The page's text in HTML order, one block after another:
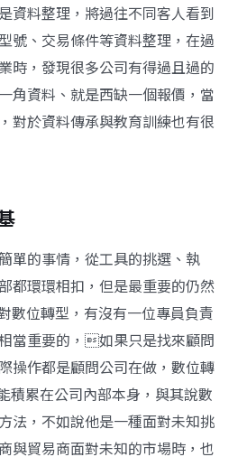
資料整理，將過往不同客人看到
號、交易條件等資料整理，在過
時，發現很多公司有得過且過的
角資料、就是西缺一個報價，當
對於資料傳承與教育訓練也有很
單的事情，從工具的挑選、執
都環環相扣，但是最重要的仍然
數位轉型，有沒有一位專員負責
當重要的，如果只是找來顧問
操作都是顧問公司在做，數位轉
積累在公司內部本身，與其說數
法，不如說他是一種面對未知挑
與貿易商面對未知的市場時，也